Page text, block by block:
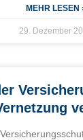
MEHR LESEN
29. Dezember